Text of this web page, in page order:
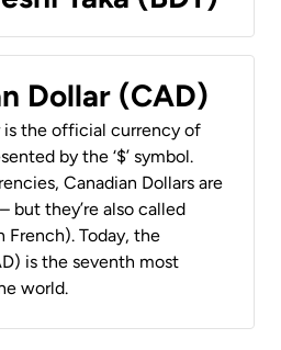
Dollar (CAD)
is the official currency of
by the ‘$’ symbol.
Canadian Dollars are
but they’re also called
French). Today, the
is the seventh most
world.